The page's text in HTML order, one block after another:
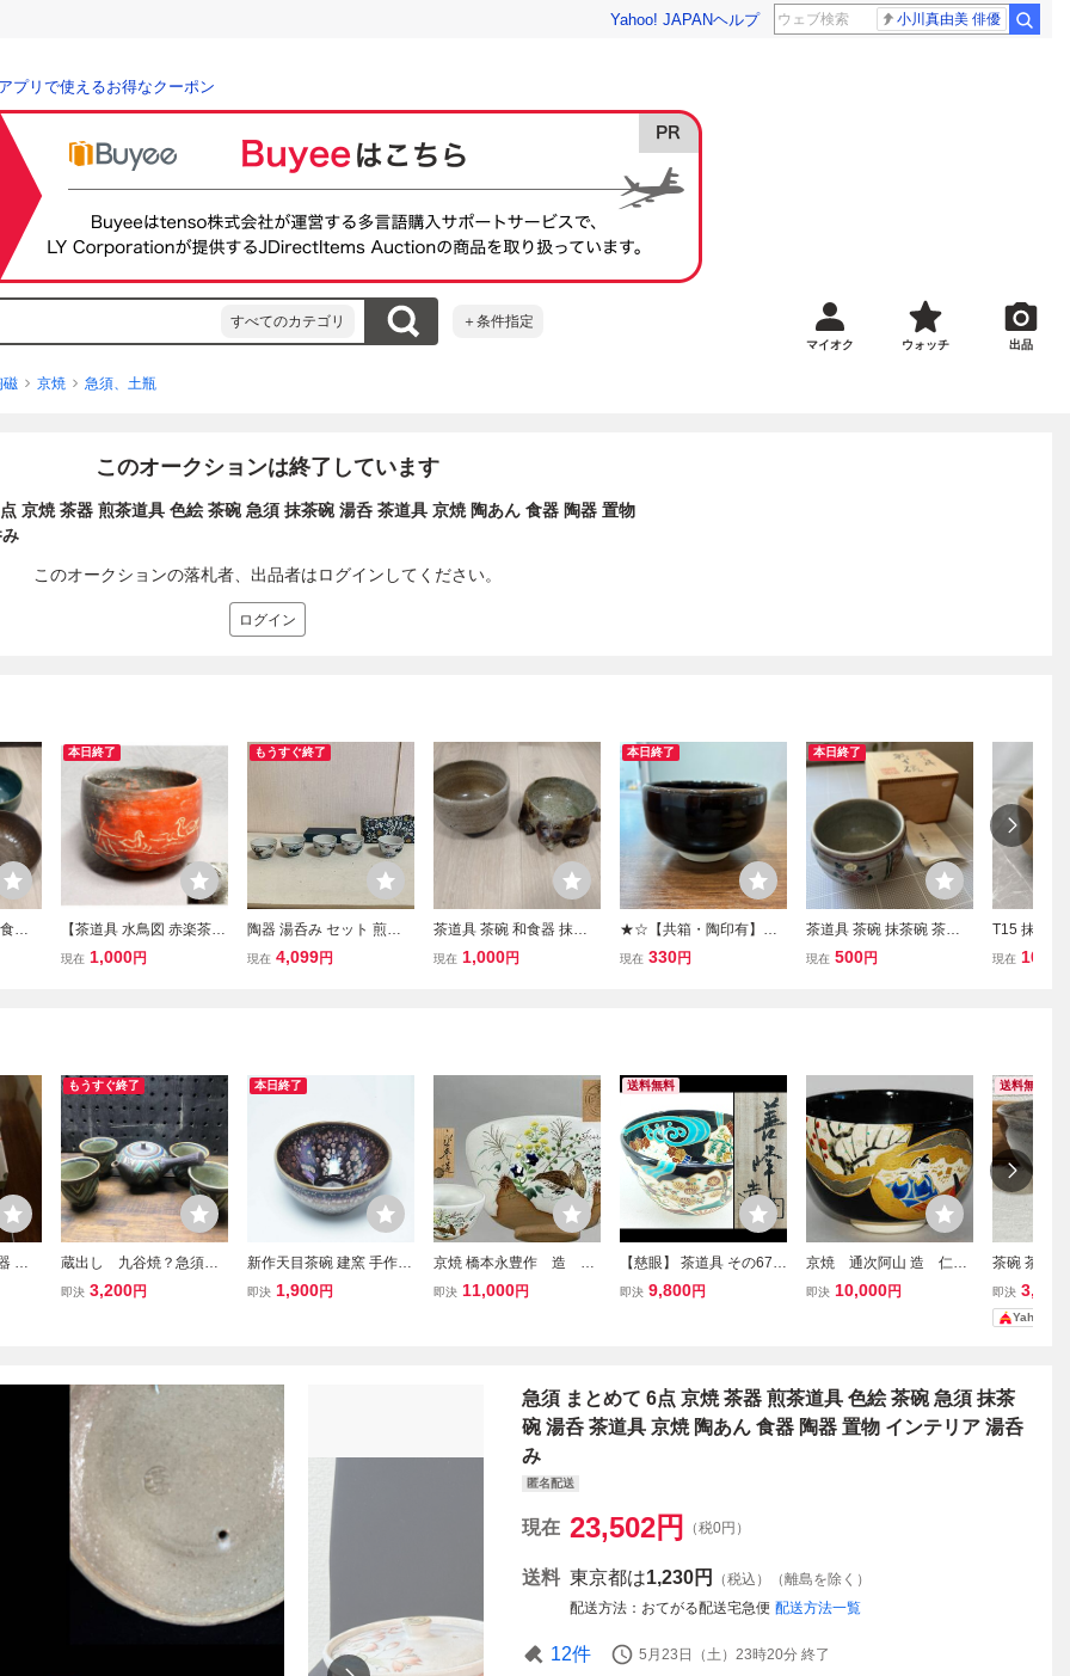
Yahoo! JAPANヘルプ 小川真由美 俳優
プリで使えるお得なクーポン
すべてのカテゴリ ＋条件指定
マイオク ウォッチ 出品
磁 京焼 急須、土瓶
このオークションは終了しています
京焼 茶器 煎茶道具 色絵 茶碗 急須 抹茶碗 湯呑 茶道具 京焼 陶あん 食器 陶器 置物
このオークションの落札者、出品者はログインしてください。
ログイン
器
本日終了
【茶道具 水鳥図 赤楽茶碗
惣才 陶印 ZZ】在銘 抹茶
現在 1,000円
もうすぐ終了
陶器 湯呑み セット 煎茶
碗 色絵
現在 4,099円
茶道具 茶碗 和食器 抹茶
茶碗 抹茶碗 陶器 茶器 箱
現在 1,000円
本日終了
★☆【共箱・陶印有】万
象 九谷焼 大象窯 天目釉
現在 330円
本日終了
茶道具 茶碗 抹茶碗 茶器
陶器 共箱
現在 500円
T15 抹茶
楽焼 茶道
現在 100
茶
もうすぐ終了
蔵出し 九谷焼？急須
湯呑み (検)骨董/有田焼/
即決 3,200円
本日終了
新作天目茶碗 建窯 手作り
陶器 中国茶器 湯呑み お
即決 1,900円
京焼 橋本永豊作 造 色
絵 白釉秋草鶉の絵 茶
即決 11,000円
送料無料
【慈眼】 茶道具 その67
送料無料！即決！秀逸！
即決 9,800円
京焼 通次阿山 造 仁清
黒 貝合せ 茶碗 抹茶碗
即決 10,000円
送料無料
茶碗 茶道
抹茶茶碗
即決 3,980
Yahoo!フ
急須 まとめて 6点 京焼 茶器 煎茶道具 色絵 茶碗 急須 抹茶
碗 湯呑 茶道具 京焼 陶あん 食器 陶器 置物 インテリア 湯呑
み
匿名配送
現在 23,502円 （税0円）
送料 東京都は1,230円
（税込）（離島を除く）
配送方法
おてがる配送宅急便 配送方法一覧
12件 5月23日（土）23時20分 終了